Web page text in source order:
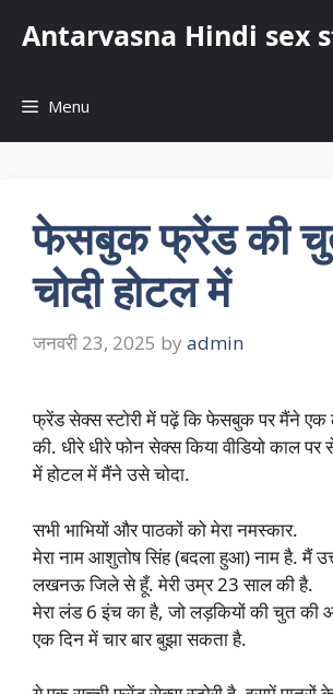
Antarvasna Hindi sex
Menu
फेसबुक फ्रेंड की
चोदी होटल में
जनवरी 23, 2025 by admin
फ्रेंड सेक्स स्टोरी में पढ़ें कि फेसबुक पर मैंने एक
की. धीरे धीरे फोन सेक्स किया वीडियो काल
में होटल में मैंने उसे चोदा.
सभी भाभियों और पाठकों को मेरा नमस्कार.
मेरा नाम आशुतोष सिंह (बदला हुआ) नाम है. मैं
लखनऊ जिले से हूँ. मेरी उम्र 23 साल की है.
मेरा लंड 6 इंच का है, जो लड़कियों की चुत की
एक दिन में चार बार बुझा सकता है.